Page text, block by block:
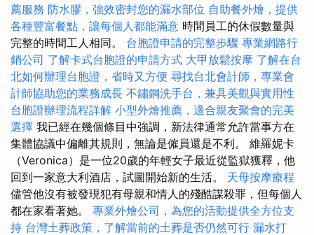
薦服務 防水膠，強效密封您的漏水部位 自助餐外燴，提供
各種豐富餐點，讓每個人都能滿意 時間員工的休假數量與
完整的時間工人相同。 台胞證申請的完整步驟 專業網路行
銷公司 了解卡式台胞證的申請方式 大甲放鬆按摩 了解在台
北如何辦理台胞證，省時又方便 尋找台北會計師，專業會
計師協助您的業務成長 不鏽鋼洗手台，兼具美觀與實用性
台胞證辦理流程詳解 小型外燴推薦，適合親友聚會的完美
選擇 我已經在幾個條目中強調，新法律通常允許當事方在
集體協議中偏離其規則，無論是僱員還是不利。 維羅妮卡
（Veronica）是一位20歲的年輕女子最近從監獄獲釋，他
回到一家意大利酒店，試圖開始新的生活。 天母按摩療程
儘管他沒有被發現犯有母親和情人的殘酷謀殺罪，但每個人
都在家看著她。 專業外燴公司，為您的活動提供全方位支
持 台灣土葬政策，了解當前的土葬是否仍然可行 漏水打